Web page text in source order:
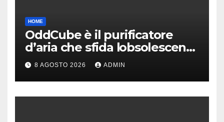
HOME
OddCube è il purificatore
d’aria che sfida lobsolescenza
programmata
8 AGOSTO 2026 ADMIN